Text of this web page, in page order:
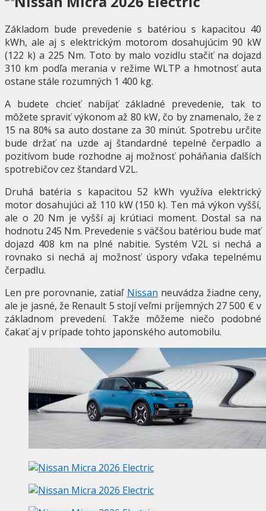
Základom bude prevedenie s batériou s kapacitou 40
kWh, ale aj s elektrickým motorom dosahujúcim 90 kW
(122 k) a 225 Nm. Toto by malo vozidlu stačiť na dojazd
310 km podľa merania v režime WLTP a hmotnosť auta
ostane stále rozumných 1 400 kg.
A budete chcieť nabíjať základné prevedenie, tak to
môžete spraviť výkonom až 80 kW, čo by znamenalo, že z
15 na 80% sa auto dostane za 30 minút. Spotrebu určite
bude držať na uzde aj štandardné tepelné čerpadlo a
pozitívom bude rozhodne aj možnosť poháňania ďalších
spotrebičov cez štandard V2L.
Druhá batéria s kapacitou 52 kWh využíva elektrický
motor dosahujúci až 110 kW (150 k). Ten má výkon vyšší,
ale o 20 Nm je vyšší aj krútiaci moment. Dostal sa na
hodnotu 245 Nm. Prevedenie s väčšou batériou bude mať
dojazd 408 km na plné nabitie. Systém V2L si nechá a
rovnako si nechá aj možnosť úspory vďaka tepelnému
čerpadlu.
Len pre porovnanie, zatiaľ Nissan neuvádza žiadne ceny,
ale je jasné, že Renault 5 stojí veľmi príjemných 27 500 € v
základnom prevedení. Takže môžeme niečo podobné
čakať aj v prípade tohto japonského automobilu.